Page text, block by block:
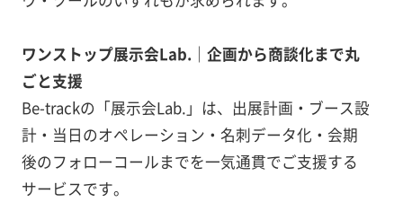
ワンストップ展示会Lab.｜企画から商談化まで丸
ごと支援
Be-trackの「展示会Lab.」は、出展計画・ブース設
計・当日のオペレーション・名刺データ化・会期
後のフォローコールまでを一気通貫でご支援する
サービスです。